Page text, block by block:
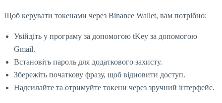
Щоб керувати токенами через Binance Wallet, вам потрібно:
Увійдіть у програму за допомогою tKey за допомогою
Gmail.
Встановіть пароль для додаткового захисту.
Збережіть початкову фразу, щоб відновити доступ.
Надсилайте та отримуйте токени через зручний інтерфейс.